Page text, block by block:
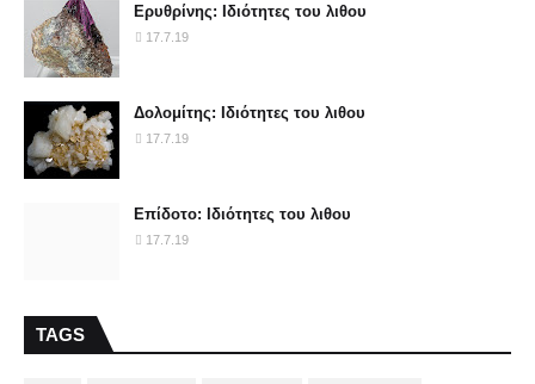
Ερυθρίνης: Ιδιότητες του λιθου
17.7.19
Δολομίτης: Ιδιότητες του λιθου
17.7.19
Επίδοτο: Ιδιότητες του λιθου
17.7.19
TAGS